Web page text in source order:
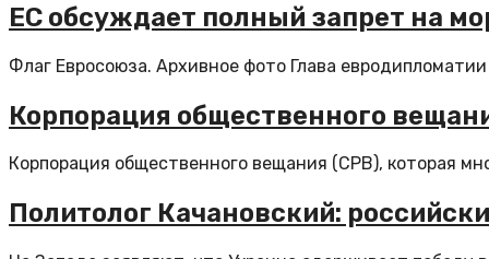
ЕС обсуждает полный запрет на
Флаг Евросоюза. Архивное фото Глава
Корпорация общественного
Корпорация общественного вещания (CPB), которая
Политолог Качановский: